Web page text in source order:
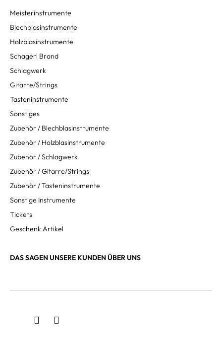
Meisterinstrumente
Blechblasinstrumente
Holzblasinstrumente
Schagerl Brand
Schlagwerk
Gitarre/Strings
Tasteninstrumente
Sonstiges
Zubehör / Blechblasinstrumente
Zubehör / Holzblasinstrumente
Zubehör / Schlagwerk
Zubehör / Gitarre/Strings
Zubehör / Tasteninstrumente
Sonstige Instrumente
Tickets
Geschenk Artikel
DAS SAGEN UNSERE KUNDEN ÜBER UNS